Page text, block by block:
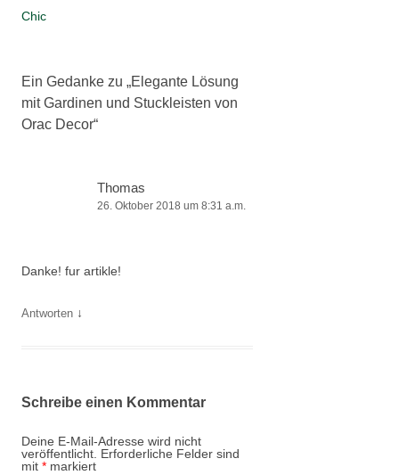
Chic
Ein Gedanke zu „Elegante Lösung
mit Gardinen und Stuckleisten von
Orac Decor“
Thomas
26. Oktober 2018 um 8:31 a.m.
Danke! fur artikle!
Antworten ↓
Schreibe einen Kommentar
Deine E-Mail-Adresse wird nicht
veröffentlicht. Erforderliche Felder sind
mit * markiert